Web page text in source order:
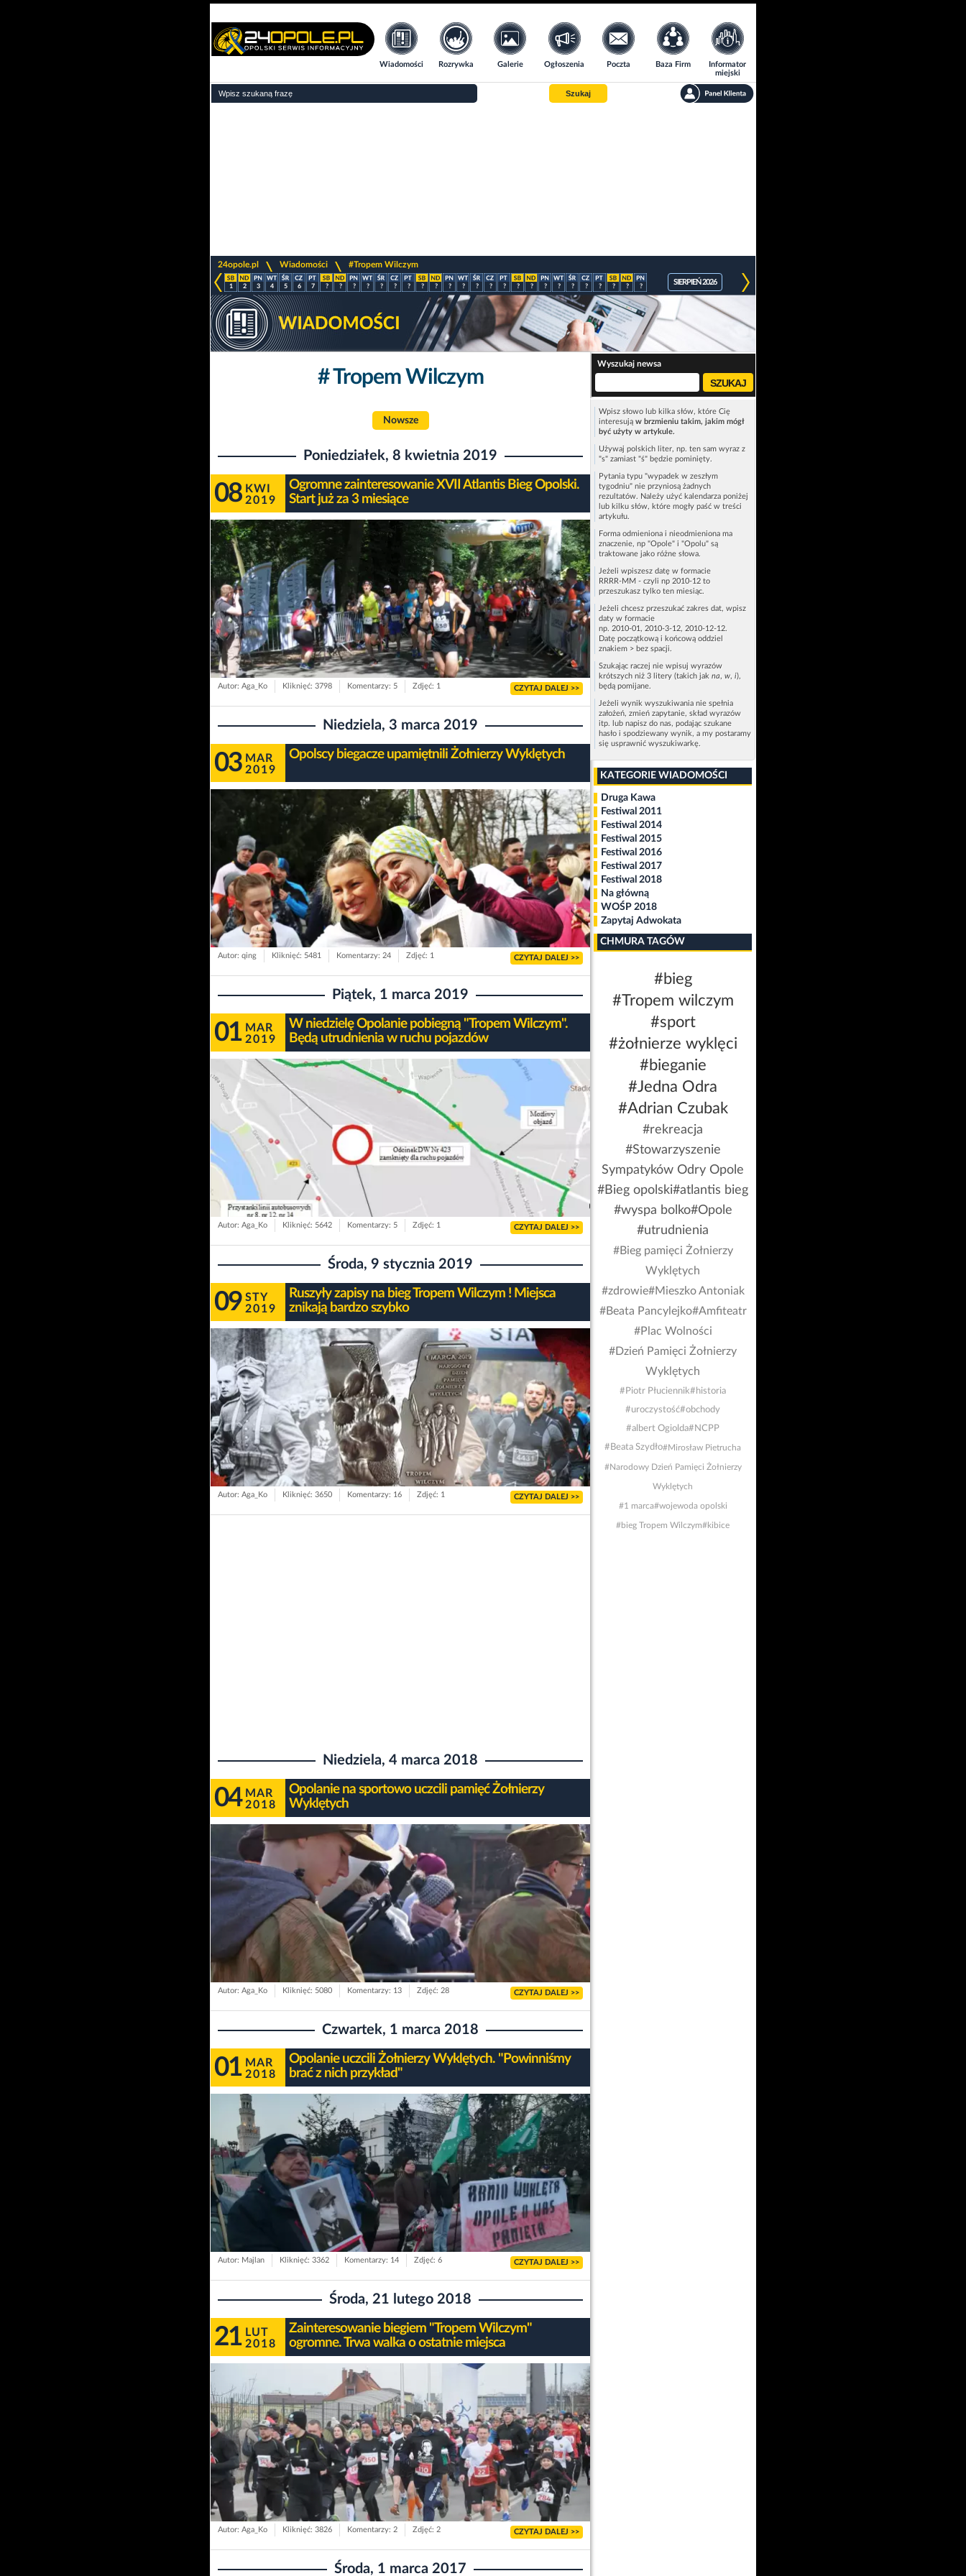
Wiadomości Rozrywka Galerie Ogłoszenia Poczta Baza Firm
Informator
miejski
Szukaj
24opole.pl Wiadomości #Tropem Wilczym
1 2 3 4 5 6 7 ? ? ? ? ? ? ? ? ? ? ? ? ? ? ? ? ? ? ? ? ? ? ? ?
SIERPIEŃ 2026
# Tropem Wilczym
Nowsze
Poniedziałek, 8 kwietnia 2019
08 KWI
2019
Ogromne zainteresowanie XVII Atlantis Bieg Opolski.
Start już za 3 miesiące
Autor: Aga_Ko Kliknięć: 3798 Komentarzy: 5 Zdjęć: 1 CZYTAJ DALEJ >>
Niedziela, 3 marca 2019
03 MAR
2019
Opolscy biegacze upamiętnili Żołnierzy Wyklętych
Autor: qing Kliknięć: 5481 Komentarzy: 24 Zdjęć: 1 CZYTAJ DALEJ >>
Piątek, 1 marca 2019
01 MAR
2019
W niedzielę Opolanie pobiegną "Tropem Wilczym".
Będą utrudnienia w ruchu pojazdów
Autor: Aga_Ko Kliknięć: 5642 Komentarzy: 5 Zdjęć: 1 CZYTAJ DALEJ >>
Środa, 9 stycznia 2019
09 STY
2019
Ruszyły zapisy na bieg Tropem Wilczym ! Miejsca
znikają bardzo szybko
Autor: Aga_Ko Kliknięć: 3650 Komentarzy: 16 Zdjęć: 1 CZYTAJ DALEJ >>
Niedziela, 4 marca 2018
04 MAR
2018
Opolanie na sportowo uczcili pamięć Żołnierzy
Wyklętych
Autor: Aga_Ko Kliknięć: 5080 Komentarzy: 13 Zdjęć: 28 CZYTAJ DALEJ >>
Czwartek, 1 marca 2018
01 MAR
2018
Opolanie uczcili Żołnierzy Wyklętych. "Powinniśmy
brać z nich przykład"
Autor: Majlan Kliknięć: 3362 Komentarzy: 14 Zdjęć: 6 CZYTAJ DALEJ >>
Środa, 21 lutego 2018
21 LUT
2018
Zainteresowanie biegiem "Tropem Wilczym"
ogromne. Trwa walka o ostatnie miejsca
Autor: Aga_Ko Kliknięć: 3826 Komentarzy: 2 Zdjęć: 2 CZYTAJ DALEJ >>
Środa, 1 marca 2017
Wyszukaj newsa
Wpisz słowo lub kilka słów, które Cię
interesują w brzmieniu takim, jakim mógł
być użyty w artykule.
Używaj polskich liter, np. ten sam wyraz z
"s" zamiast "ś" będzie pominięty.
Pytania typu "wypadek w zeszłym
tygodniu" nie przyniosą żadnych
rezultatów. Należy użyć kalendarza poniżej
lub kilku słów, które mogły paść w treści
artykułu.
Forma odmieniona i nieodmieniona ma
znaczenie, np "Opole" i "Opolu" są
traktowane jako różne słowa.
Jeżeli wpiszesz datę w formacie
RRRR-MM - czyli np 2010-12 to
przeszukasz tylko ten miesiąc.
Jeżeli chcesz przeszukać zakres dat, wpisz
daty w formacie
np. 2010-01, 2010-3-12, 2010-12-12.
Datę początkową i końcową oddziel
znakiem > bez spacji.
Szukając raczej nie wpisuj wyrazów
krótszych niż 3 litery (takich jak na, w, i),
będą pomijane.
Jeżeli wynik wyszukiwania nie spełnia
założeń, zmień zapytanie, skład wyrazów
itp. lub napisz do nas, podając szukane
hasło i spodziewany wynik, a my postaramy
się usprawnić wyszukiwarkę.
KATEGORIE WIADOMOŚCI
Druga Kawa
Festiwal 2011
Festiwal 2014
Festiwal 2015
Festiwal 2016
Festiwal 2017
Festiwal 2018
Na główną
WOŚP 2018
Zapytaj Adwokata
CHMURA TAGÓW
#bieg
#Tropem wilczym
#sport
#żołnierze wyklęci
#bieganie
#Jedna Odra
#Adrian Czubak
#rekreacja
#Stowarzyszenie
Sympatyków Odry Opole
#Bieg opolski#atlantis bieg
#wyspa bolko#Opole
#utrudnienia
#Bieg pamięci Żołnierzy
Wyklętych
#zdrowie#Mieszko Antoniak
#Beata Pancylejko#Amfiteatr
#Plac Wolności
#Dzień Pamięci Żołnierzy
Wyklętych
#Piotr Płuciennik#historia
#uroczystość#obchody
#albert Ogiolda#NCPP
#Beata Szydło#Mirosław Pietrucha
#Narodowy Dzień Pamięci Żołnierzy
Wyklętych
#1 marca#wojewoda opolski
#bieg Tropem Wilczym#kibice